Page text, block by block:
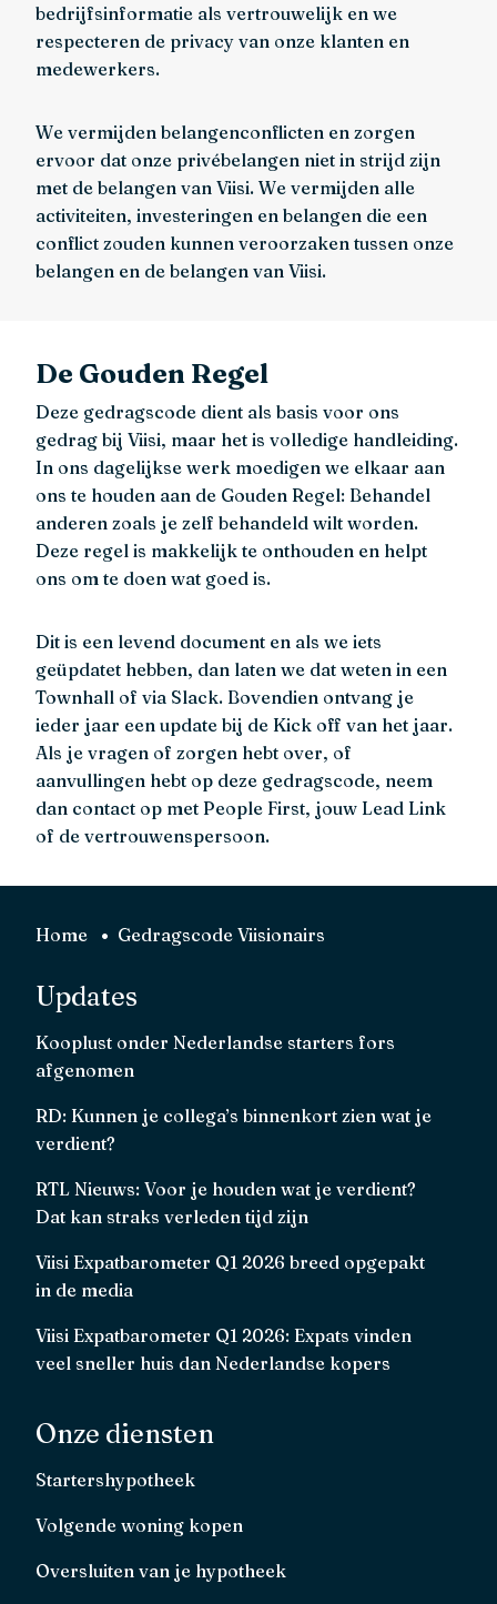
bedrijfsinformatie als vertrouwelijk en we
respecteren de privacy van onze klanten en
medewerkers.
We vermijden belangenconflicten en zorgen
ervoor dat onze privébelangen niet in strijd zijn
met de belangen van Viisi. We vermijden alle
activiteiten, investeringen en belangen die een
conflict zouden kunnen veroorzaken tussen onze
belangen en de belangen van Viisi.
De Gouden Regel
Deze gedragscode dient als basis voor ons
gedrag bij Viisi, maar het is volledige handleiding.
In ons dagelijkse werk moedigen we elkaar aan
ons te houden aan de Gouden Regel: Behandel
anderen zoals je zelf behandeld wilt worden.
Deze regel is makkelijk te onthouden en helpt
ons om te doen wat goed is.
Dit is een levend document en als we iets
geüpdatet hebben, dan laten we dat weten in een
Townhall of via Slack. Bovendien ontvang je
ieder jaar een update bij de Kick off van het jaar.
Als je vragen of zorgen hebt over, of
aanvullingen hebt op deze gedragscode, neem
dan contact op met People First, jouw Lead Link
of de vertrouwenspersoon.
Home Gedragscode Viisionairs
Updates
Kooplust onder Nederlandse starters fors
afgenomen
RD: Kunnen je collega’s binnenkort zien wat je
verdient?
RTL Nieuws: Voor je houden wat je verdient?
Dat kan straks verleden tijd zijn
Viisi Expatbarometer Q1 2026 breed opgepakt
in de media
Viisi Expatbarometer Q1 2026: Expats vinden
veel sneller huis dan Nederlandse kopers
Onze diensten
Startershypotheek
Volgende woning kopen
Oversluiten van je hypotheek